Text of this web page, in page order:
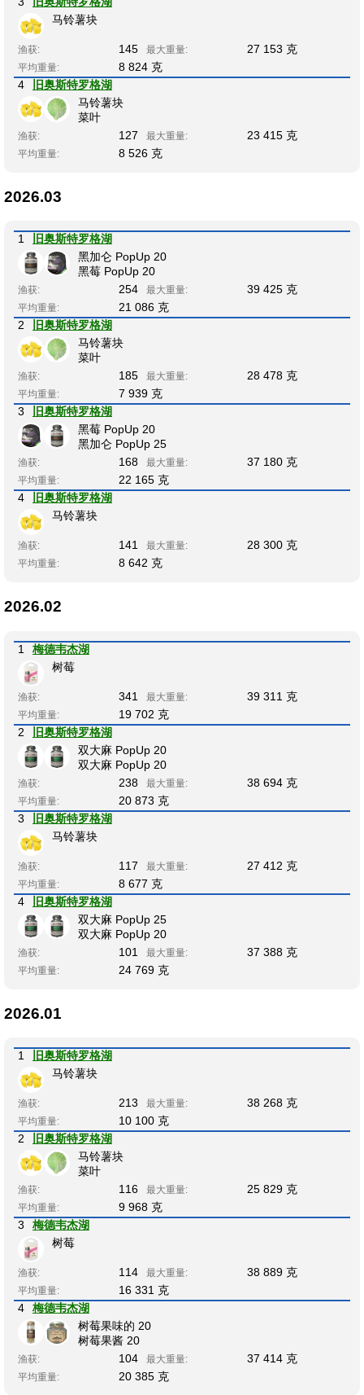
马铃薯块
渔获: 145 最大重量: 27 153 克
平均重量:
8 824 克
4
旧奥斯特罗格湖
马铃薯块
菜叶
渔获: 127 最大重量: 23 415 克
平均重量: 8 526 克
2026.03
1
旧奥斯特罗格湖
黑加仑 PopUp 20
黑莓 PopUp 20
渔获: 254 最大重量: 39 425 克
平均重量:
21 086 克
2
旧奥斯特罗格湖
马铃薯块
菜叶
渔获: 185 最大重量: 28 478 克
平均重量:
7 939 克
3
旧奥斯特罗格湖
黑莓 PopUp 20
黑加仑 PopUp 25
渔获: 168 最大重量: 37 180 克
平均重量:
22 165 克
4
旧奥斯特罗格湖
马铃薯块
渔获: 141 最大重量: 28 300 克
平均重量: 8 642 克
2026.02
1
梅德韦杰湖
树莓
渔获: 341 最大重量: 39 311 克
平均重量:
19 702 克
2
旧奥斯特罗格湖
双大麻 PopUp 20
双大麻 PopUp 20
渔获: 238 最大重量: 38 694 克
平均重量:
20 873 克
3
旧奥斯特罗格湖
马铃薯块
渔获: 117 最大重量: 27 412 克
平均重量:
8 677 克
4
旧奥斯特罗格湖
双大麻 PopUp 25
双大麻 PopUp 20
渔获: 101 最大重量: 37 388 克
平均重量: 24 769 克
2026.01
1
旧奥斯特罗格湖
马铃薯块
渔获: 213 最大重量: 38 268 克
平均重量:
10 100 克
2
旧奥斯特罗格湖
马铃薯块
菜叶
渔获: 116 最大重量: 25 829 克
平均重量:
9 968 克
3
梅德韦杰湖
树莓
渔获: 114 最大重量: 38 889 克
平均重量:
16 331 克
4
梅德韦杰湖
树莓果味的 20
树莓果酱 20
渔获: 104 最大重量: 37 414 克
平均重量: 20 385 克